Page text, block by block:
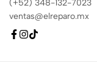
(+52) 348-132-7023
ventas@elreparo.mx